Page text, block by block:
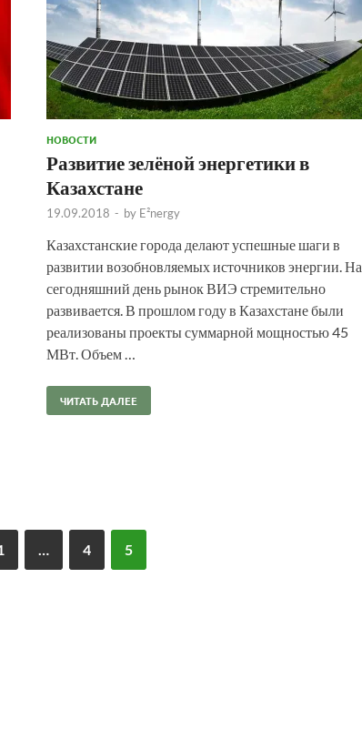
НОВОСТИ
Развитие зелёной энергетики в
Казахстане
19.09.2018 - by E²nergy
Казахстанские города делают успешные шаги в
развитии возобновляемых источников энергии. На
сегодняшний день рынок ВИЭ стремительно
развивается. В прошлом году в Казахстане были
реализованы проекты суммарной мощностью 45
МВт. Объем …
ЧИТАТЬ ДАЛЕЕ
4 5